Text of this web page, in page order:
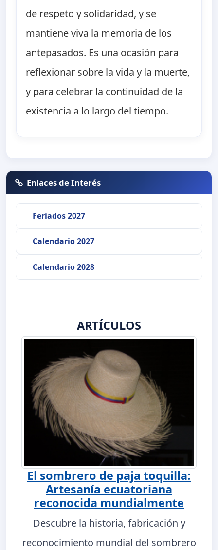
de respeto y solidaridad, y se
mantiene viva la memoria de los
antepasados. Es una ocasión para
reflexionar sobre la vida y la muerte,
y para celebrar la continuidad de la
existencia a lo largo del tiempo.
Enlaces de Interés
Feriados 2027
Calendario 2027
Calendario 2028
ARTÍCULOS
El sombrero de paja toquilla:
Artesanía ecuatoriana
reconocida mundialmente
Descubre la historia, fabricación y
reconocimiento mundial del sombrero